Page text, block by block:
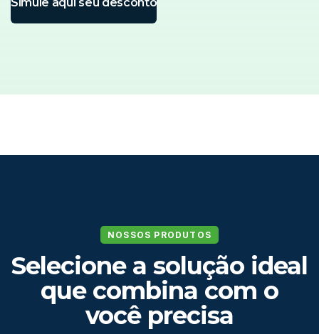
NOSSOS PRODUTOS
Selecione a solução ideal
que combina com o
você precisa